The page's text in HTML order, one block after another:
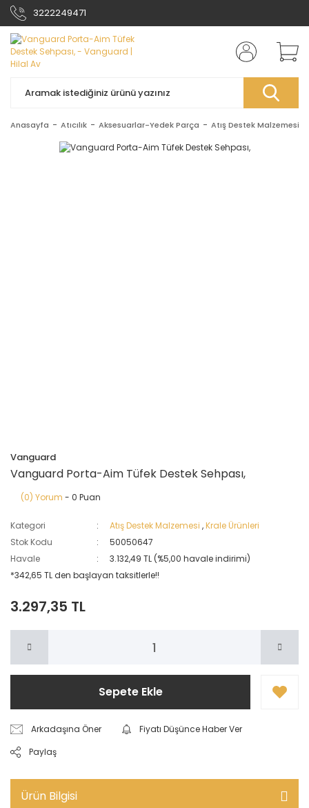
3222249471
Anasayfa Atıcılık Aksesuarlar-Yedek Parça Atış Destek Malzemesi
Vanguard
Vanguard Porta-Aim Tüfek Destek Sehpası,
(0) Yorum - 0 Puan
Kategori Atış Destek Malzemesi ,Krale Ürünleri
Stok Kodu
50050647
Havale
3.132,49 TL (%5,00 havale indirimi)
*342,65 TL den başlayan taksitlerle!!
3.297,35 TL
Sepete Ekle
Arkadaşına Öner
Fiyatı Düşünce Haber Ver
Paylaş
Ürün Bilgisi